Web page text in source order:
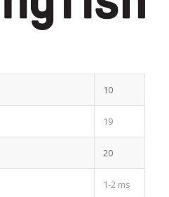
10
19
20
1-2 ms